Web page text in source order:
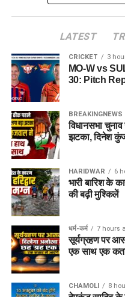
LATEST
CRICKET 3
MO-W vs
30: Pitch
BREAKINGNEWS
विधानसभा
झटका, दिनेश
HARIDWAR 6
भारी बारिश के
की बढ़ी मुश्किलें
धर्म-कर्म 7 hours
सूर्यग्रहण पर
एक साथ एक
CHAMOLI 8